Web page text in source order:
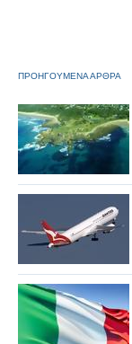
ΠΡΟΗΓΟΥΜΕΝΑ ΑΡΘΡΑ